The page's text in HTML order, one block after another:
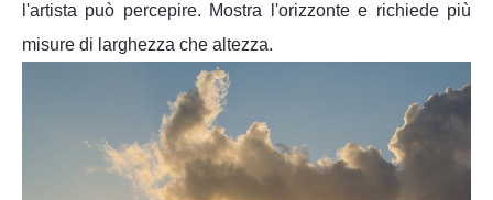
l'artista può percepire. Mostra l'orizzonte e richiede più
misure di larghezza che altezza.